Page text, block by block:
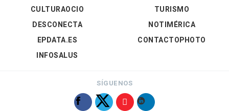
CULTURAOCIO
DESCONECTA
EPDATA.ES
INFOSALUS
TURISMO
NOTIMÉRICA
CONTACTOPHOTO
SÍGUENOS